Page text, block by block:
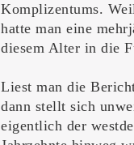
Komplizentums.
hatte man eine
diesem Alter in die
Liest man die
dann stellt sich
eigentlich der